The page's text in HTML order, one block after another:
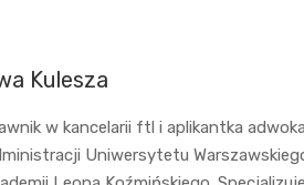
Kulesza
w kancelarii ftl i aplikantka
Uniwersytetu